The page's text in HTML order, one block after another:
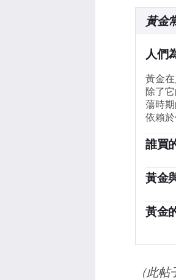
黃金
人們
黃金
除了
蕩時
依賴
誰買
備多
度和
黃金
時，
黃金
迅速
價，
（此